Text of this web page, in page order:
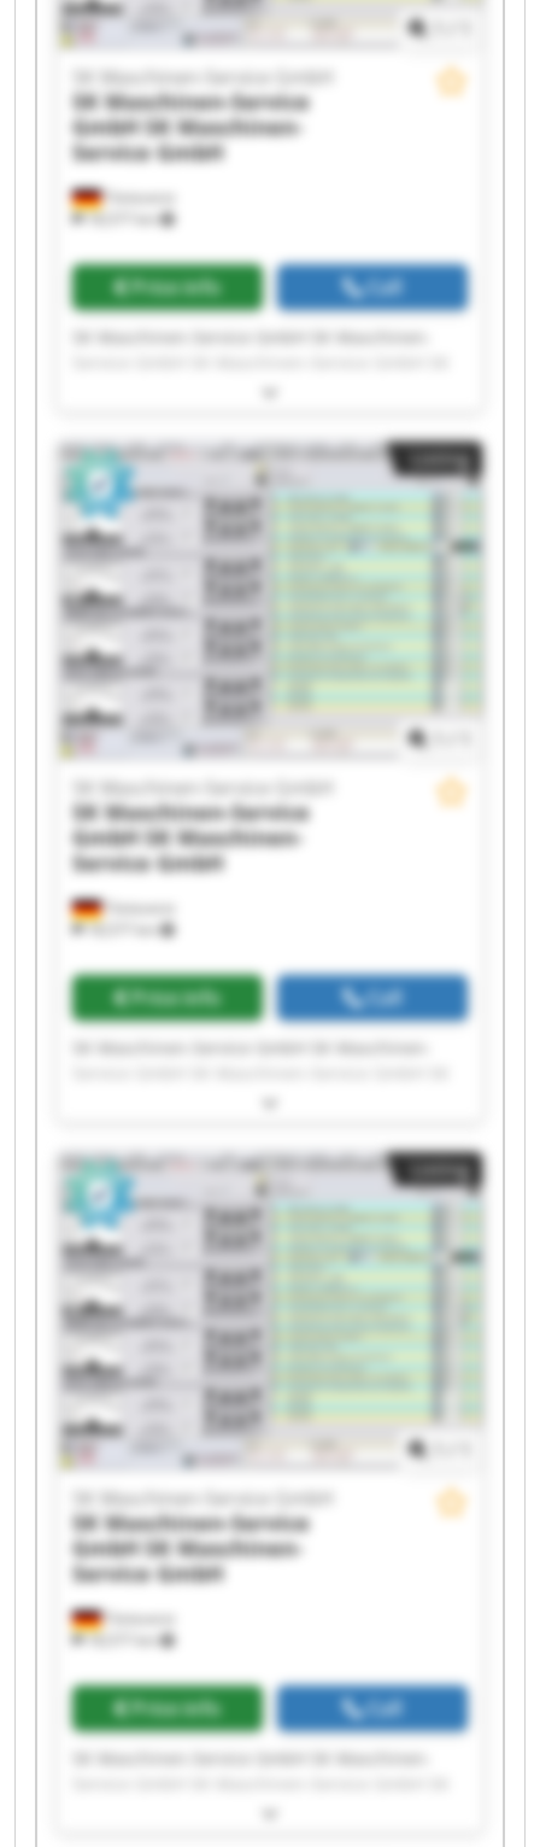
Tönisvorst
18,577 km
SK Maschinen-Service GmbH
SK Maschinen-Service
GmbH SK Maschinen-
Service GmbH
Price info Call
Maschinen-Service GmbH SK Maschinen-Service
Maschinen-Service GmbH SK Maschinen-Service
GmbH SK Maschinen-Service GmbH SK
Maschinen-Service GmbH SK Maschinen-Service
GmbH SK Maschinen-Service GmbH SK
Maschinen-Service GmbH SK Maschinen-Service
GmbH SK Maschinen-Service GmbH SK
Maschinen-Service GmbH SK Maschinen-Service
GmbH SK Maschinen-Service GmbH SK
Maschinen-Service GmbH SK Maschinen-Service
GmbH
Listing
Tönisvorst
18,577 km
SK Maschinen-Service GmbH
SK Maschinen-Service
GmbH SK Maschinen-
Service GmbH
Price info Call
Maschinen-Service GmbH SK Maschinen-Service
Maschinen-Service GmbH SK Maschinen-Service
GmbH SK Maschinen-Service GmbH SK
Maschinen-Service GmbH SK Maschinen-Service
GmbH SK Maschinen-Service GmbH SK
Maschinen-Service GmbH SK Maschinen-Service
GmbH SK Maschinen-Service GmbH SK
Maschinen-Service GmbH SK Maschinen-Service
GmbH SK Maschinen-Service GmbH SK
Maschinen-Service GmbH SK Maschinen-Service
GmbH
Listing
Tönisvorst
18,577 km
SK Maschinen-Service GmbH
SK Maschinen-Service
GmbH SK Maschinen-
Service GmbH
Price info Call
Maschinen-Service GmbH SK Maschinen-Service